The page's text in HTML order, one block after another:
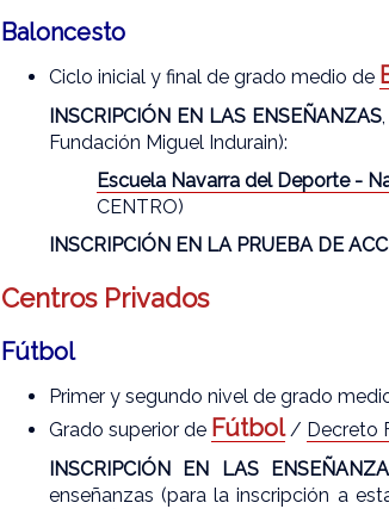
Baloncesto
Ciclo inicial y final de grado medio de
INSCRIPCIÓN EN LAS ENSEÑANZAS
Fundación Miguel Indurain):
Escuela Navarra del Deporte -
CENTRO)
INSCRIPCIÓN EN LA PRUEBA DE
Centros Privados
Fútbol
Primer y segundo nivel de grado
Grado superior de Fútbol/ Decreto
INSCRIPCIÓN EN LAS
enseñanzas (para la inscripción a